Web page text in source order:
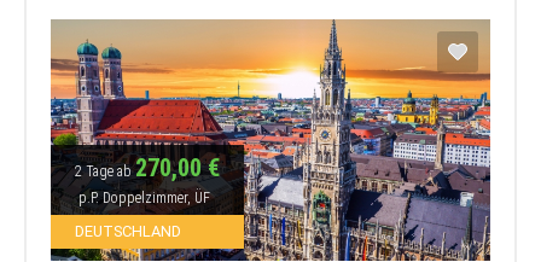
2 Tage ab270,00 €
p.P. Doppelzimmer, ÜF
DEUTSCHLAND